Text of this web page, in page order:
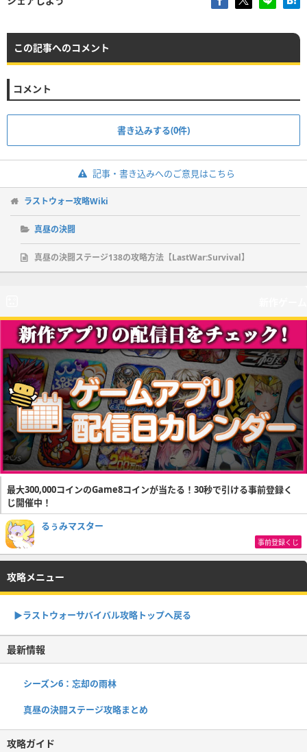
この記事へのコメント
コメント
書き込みする(0件)
記事・書き込みへのご意見はこちら
ラストウォー攻略Wiki
真昼の決闘
真昼の決闘ステージ138の攻略方法【LastWar:Survival】
最大300,000コインのGame8コインが当たる！30秒で引ける事前登録く
じ開催中！
るぅみマスター
事前登録くじ
攻略メニュー
▶︎ラストウォーサバイバル攻略トップへ戻る
最新情報
シーズン6：忘却の雨林
真昼の決闘ステージ攻略まとめ
攻略ガイド